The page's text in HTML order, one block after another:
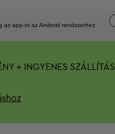
az app-ot az Android rendszerhez
+ INGYENES SZÁLLÍTÁS